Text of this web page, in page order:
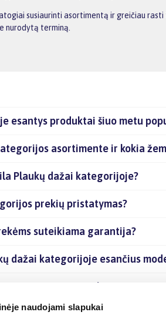
naudojami slapukai
susiaurinti asortimentą ir greičiau
nurodytą terminą.
esantys produktai šiuo metu
asortimente ir kokia
Plaukų dažai kategorijoje?
prekių pristatymas?
suteikiama garantija?
dažai kategorijoje esančius
esančias prekes internetu?